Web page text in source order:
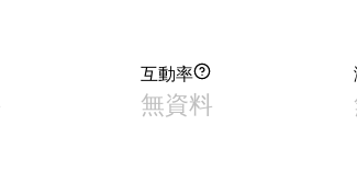
互動率
無資料